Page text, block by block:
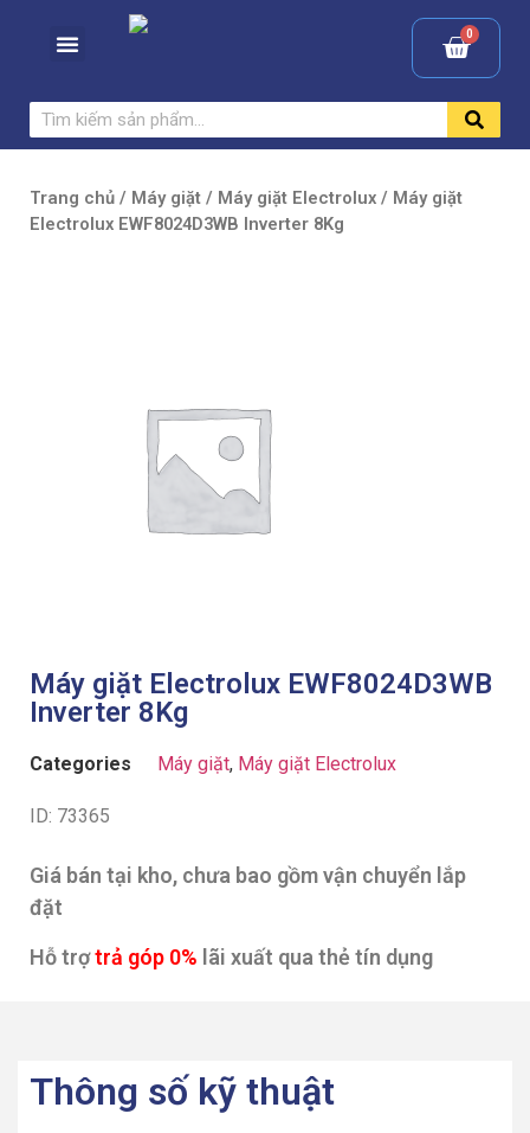
Trang chủ / Máy giặt / Máy giặt Electrolux / Máy giặt
Electrolux EWF8024D3WB Inverter 8Kg
Máy giặt Electrolux EWF8024D3WB
Inverter 8Kg
Categories Máy giặt, Máy giặt Electrolux
ID: 73365
Giá bán tại kho, chưa bao gồm vận chuyển lắp
đặt
Hỗ trợtrả góp 0% lãi xuất qua thẻ tín dụng
Thông số kỹ thuật